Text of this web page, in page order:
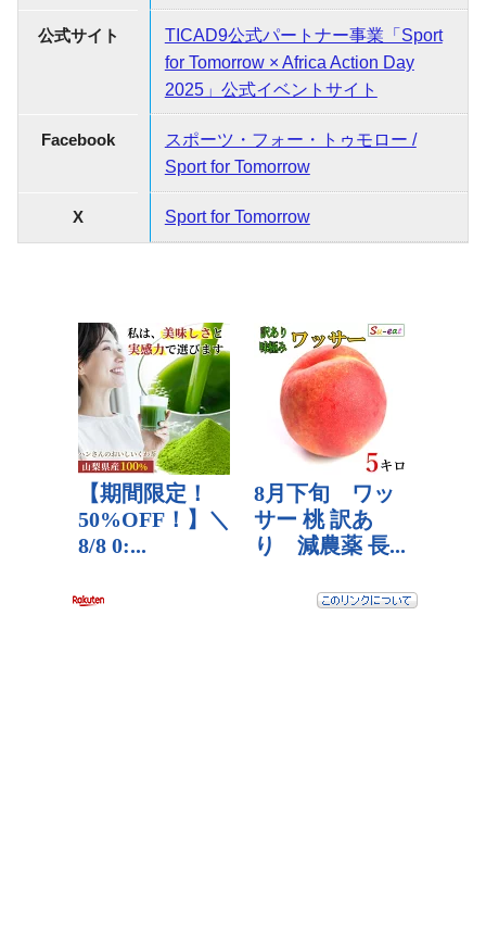
公式サイト
TICAD9公式パートナー事業「Sport
for Tomorrow × Africa Action Day
2025」公式イベントサイト
Facebook
スポーツ・フォー・トゥモロー /
Sport for Tomorrow
X Sport for Tomorrow